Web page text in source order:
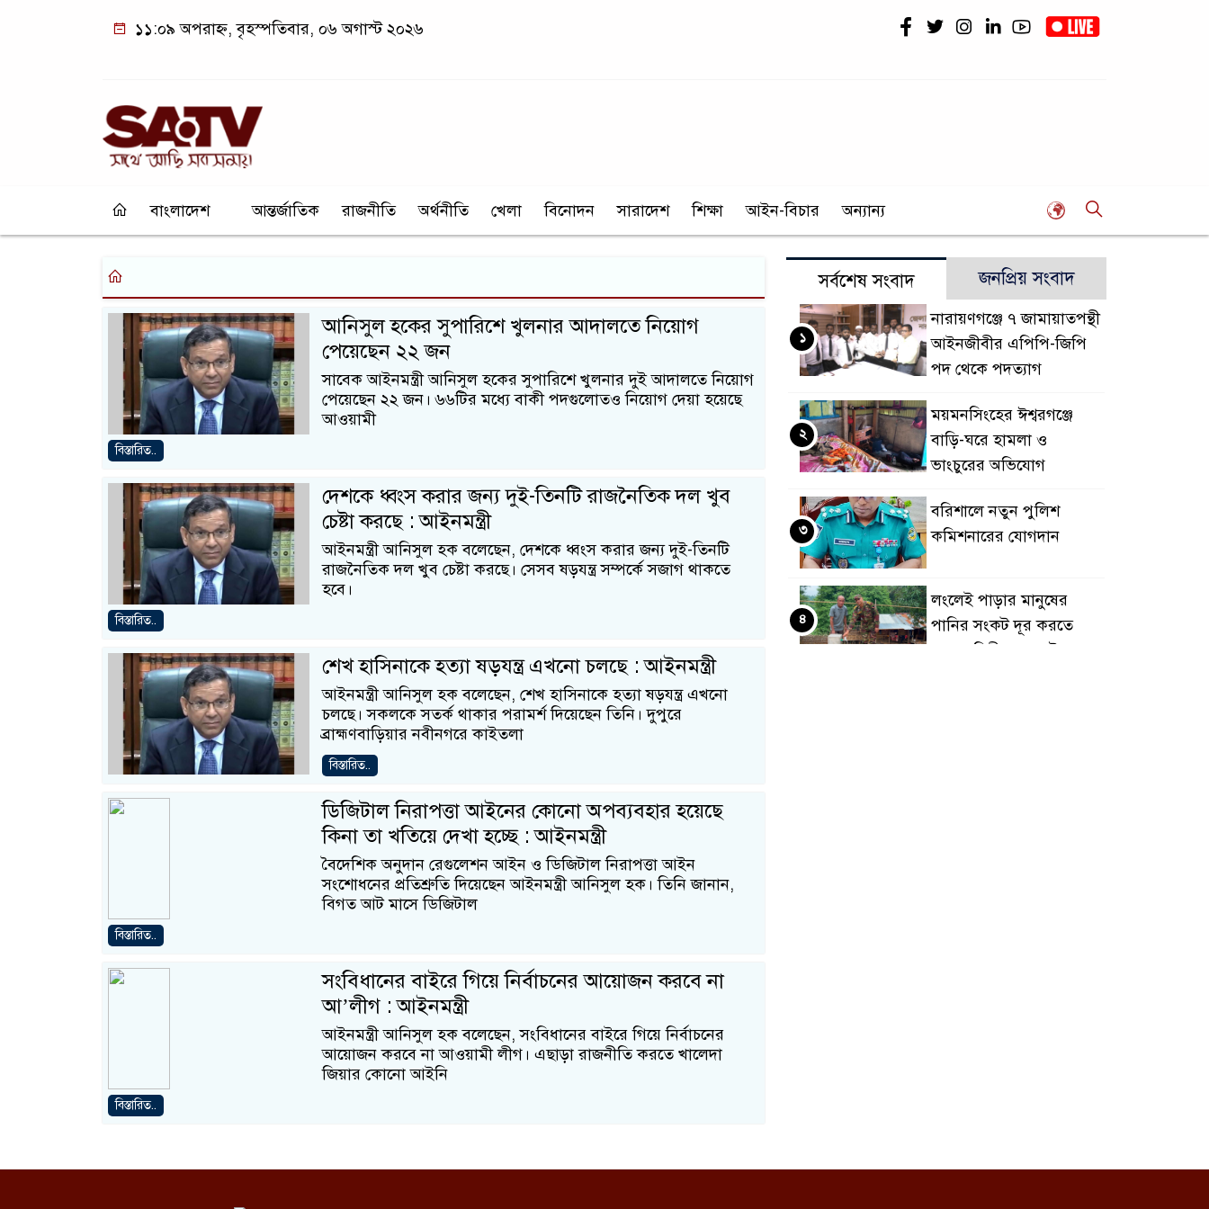
১১:০৯ অপরাহ্ন, বৃহস্পতিবার, ০৬ অগাস্ট ২০২৬
বাংলাদেশ আন্তর্জাতিক রাজনীতি অর্থনীতি খেলা বিনোদন সারাদেশ শিক্ষা আইন-বিচার অন্যান্য
আনিসুল হকের সুপারিশে খুলনার আদালতে নিয়োগ
পেয়েছেন ২২ জন
সাবেক আইনমন্ত্রী আনিসুল হকের সুপারিশে খুলনার দুই আদালতে নিয়োগ
পেয়েছেন ২২ জন। ৬৬টির মধ্যে বাকী পদগুলোতও নিয়োগ দেয়া হয়েছে
আওয়ামী
বিস্তারিত..
দেশকে ধ্বংস করার জন্য দুই-তিনটি রাজনৈতিক দল খুব
চেষ্টা করছে : আইনমন্ত্রী
আইনমন্ত্রী আনিসুল হক বলেছেন, দেশকে ধ্বংস করার জন্য দুই-তিনটি
রাজনৈতিক দল খুব চেষ্টা করছে। সেসব ষড়যন্ত্র সম্পর্কে সজাগ থাকতে
হবে।
বিস্তারিত..
শেখ হাসিনাকে হত্যা ষড়যন্ত্র এখনো চলছে : আইনমন্ত্রী
আইনমন্ত্রী আনিসুল হক বলেছেন, শেখ হাসিনাকে হত্যা ষড়যন্ত্র এখনো
চলছে। সকলকে সতর্ক থাকার পরামর্শ দিয়েছেন তিনি। দুপুরে
ব্রাহ্মণবাড়িয়ার নবীনগরে কাইতলা
বিস্তারিত..
ডিজিটাল নিরাপত্তা আইনের কোনো অপব্যবহার হয়েছে
কিনা তা খতিয়ে দেখা হচ্ছে : আইনমন্ত্রী
বৈদেশিক অনুদান রেগুলেশন আইন ও ডিজিটাল নিরাপত্তা আইন
সংশোধনের প্রতিশ্রুতি দিয়েছেন আইনমন্ত্রী আনিসুল হক। তিনি জানান,
বিগত আট মাসে ডিজিটাল
বিস্তারিত..
সংবিধানের বাইরে গিয়ে নির্বাচনের আয়োজন করবে না
আ’লীগ : আইনমন্ত্রী
আইনমন্ত্রী আনিসুল হক বলেছেন, সংবিধানের বাইরে গিয়ে নির্বাচনের
আয়োজন করবে না আওয়ামী লীগ। এছাড়া রাজনীতি করতে খালেদা
জিয়ার কোনো আইনি
বিস্তারিত..
সর্বশেষ সংবাদ জনপ্রিয় সংবাদ
নারায়ণগঞ্জে ৭ জামায়াতপন্থী
আইনজীবীর এপিপি-জিপি
পদ থেকে পদত্যাগ
১
ময়মনসিংহের ঈশ্বরগঞ্জে
বাড়ি-ঘরে হামলা ও
ভাংচুরের অভিযোগ
২
বরিশালে নতুন পুলিশ
কমিশনারের যোগদান
৩
লংলেই পাড়ার মানুষের
পানির সংকট দূর করতে
সেনাবাহিনীর নতুন উদ্যোগ
৪